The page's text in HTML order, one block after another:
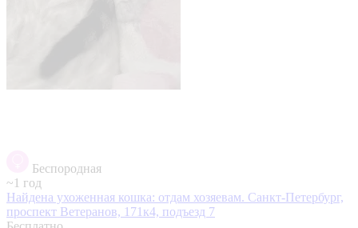
Беспородная
~1 год
Найдена ухоженная кошка: отдам хозяевам. Санкт-Петербург,
проспект Ветеранов, 171к4, подъезд 7